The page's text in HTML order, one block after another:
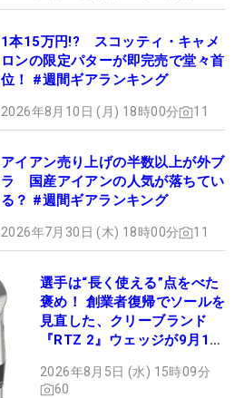
1本15万円!? スコッティ・キャメ
ロンの限定パターが即完売で堂々首
位！ #週間ギアランキング
2026年8月10日 (月) 18時00分 11
アイアン売り上げの半数以上が外ブ
ラ 国産アイアンの人気が落ちてい
る？ #週間ギアランキング
2026年7月30日 (木) 18時00分 11
選手は“長く使える”点をべた
褒め！ 創業者復帰でソールを
見直した、クリーブランド
『RTZ 2』ウェッジが9月12
2026年8月5日 (水) 15時09分
60